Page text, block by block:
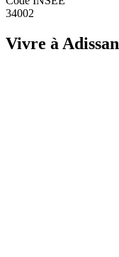
34002
Vivre à Adissan